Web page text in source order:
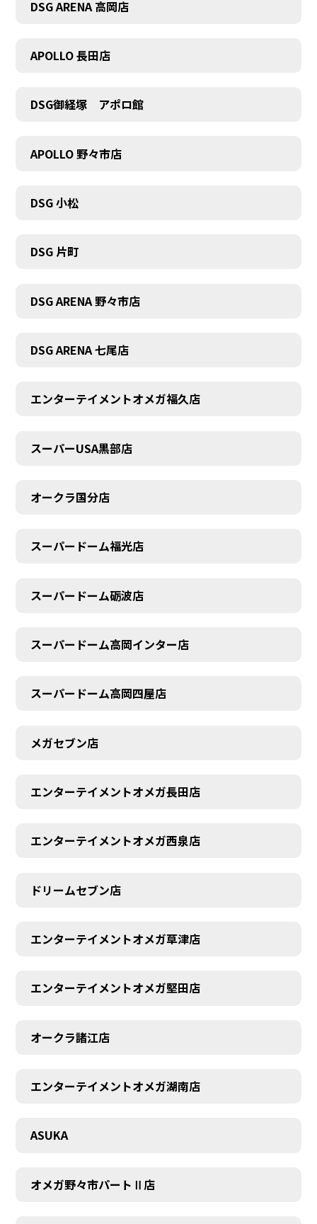
DSG ARENA 高岡店
APOLLO 長田店
DSG御経塚 アポロ館
APOLLO 野々市店
DSG 小松
DSG 片町
DSG ARENA 野々市店
DSG ARENA 七尾店
エンターテイメントオメガ福久店
スーパーUSA黒部店
オークラ国分店
スーパードーム福光店
スーパードーム砺波店
スーパードーム高岡インター店
スーパードーム高岡四屋店
メガセブン店
エンターテイメントオメガ長田店
エンターテイメントオメガ西泉店
ドリームセブン店
エンターテイメントオメガ草津店
エンターテイメントオメガ堅田店
オークラ諸江店
エンターテイメントオメガ湖南店
ASUKA
オメガ野々市パートⅡ店